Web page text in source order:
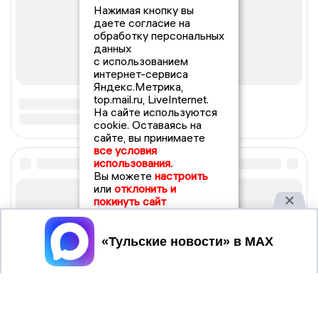
Нажимая кнопку вы
даете согласие на
обработку персональных
данных
с использованием
интернет-сервиса
Яндекс.Метрика,
top.mail.ru, LiveInternet.
На сайте используются
cookie. Оставаясь на
сайте, вы принимаете
все условия
использования.
Вы можете настроить
или отклонить и
покинуть сайт
Принять